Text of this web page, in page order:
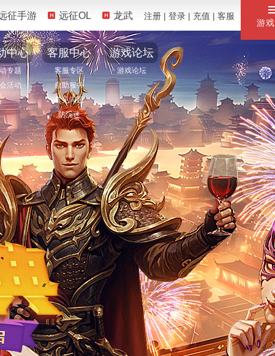
游
征手游 远征OL 龙武 注册 | 登录 | 充值 | 客服
中心
专题
活动
客服中心
客服专区
自助服务
常见问题
防沉迷
游戏论坛
游戏论坛